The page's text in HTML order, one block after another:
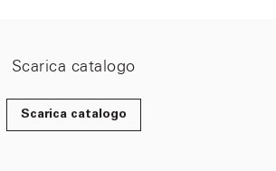
Scarica catalogo
Scarica catalogo